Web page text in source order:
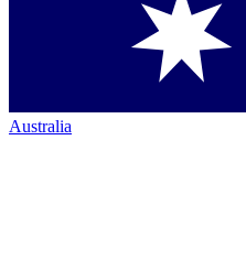
Australia